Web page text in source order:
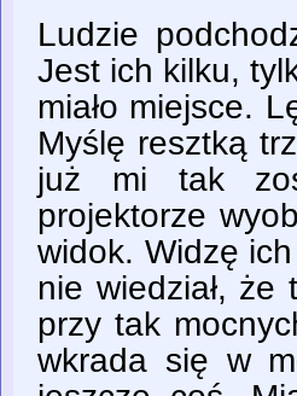
Ludzie
Jest ich kilku,
miało miejsce.
Myślę resztką
już mi tak
projektorze
widok. Widzę
nie wiedział, że
przy tak
wkrada się w